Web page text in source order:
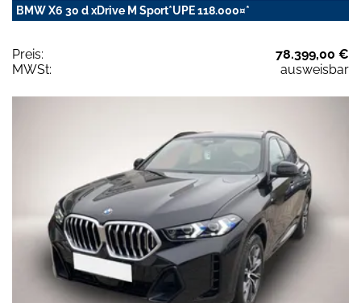
BMW X6 30 d xDrive M Sport*UPE 118.000¤*
Preis:
78.399,00 €
MWSt:
ausweisbar